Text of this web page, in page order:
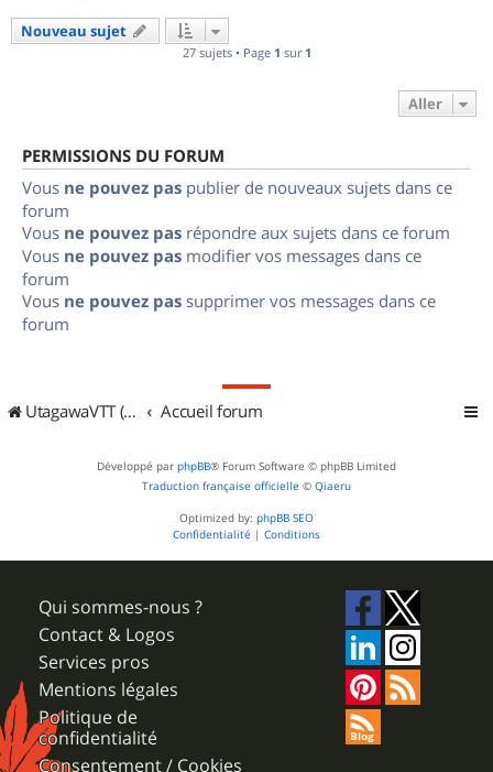
Nouveau sujet
27 sujets • Page 1 sur 1
Aller
PERMISSIONS DU FORUM
Vous ne pouvez pas publier de nouveaux sujets dans ce
forum
Vous ne pouvez pas répondre aux sujets dans ce forum
Vous ne pouvez pas modifier vos messages dans ce
forum
Vous ne pouvez pas supprimer vos messages dans ce
forum
UtagawaVTT (Randos VTT et VTTAE avec traces GPS) Accueil forum
Développé par phpBB® Forum Software © phpBB Limited
Traduction française officielle © Qiaeru
Optimized by: phpBB SEO
Confidentialité | Conditions
Qui sommes-nous ?
Contact & Logos
Services pros
Mentions légales
Politique de
confidentialité
Consentement / Cookies